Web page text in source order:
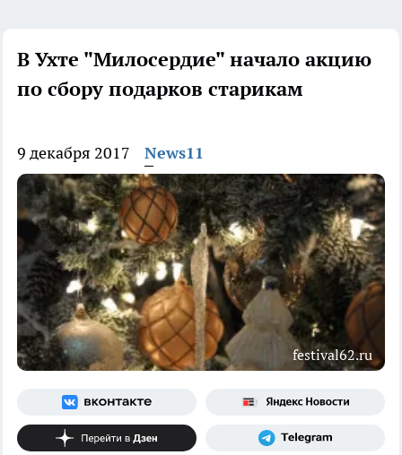
В Ухте "Милосердие" начало акцию
по сбору подарков старикам
9 декабря 2017 News11
festival62.ru